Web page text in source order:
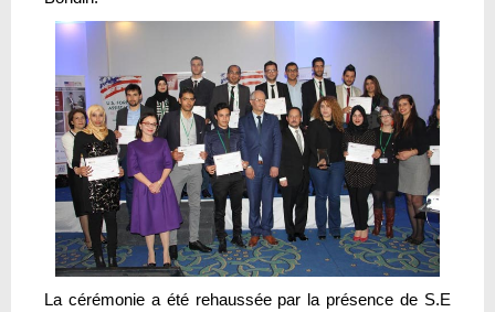
La cérémonie a été rehaussée par la présence de S.E